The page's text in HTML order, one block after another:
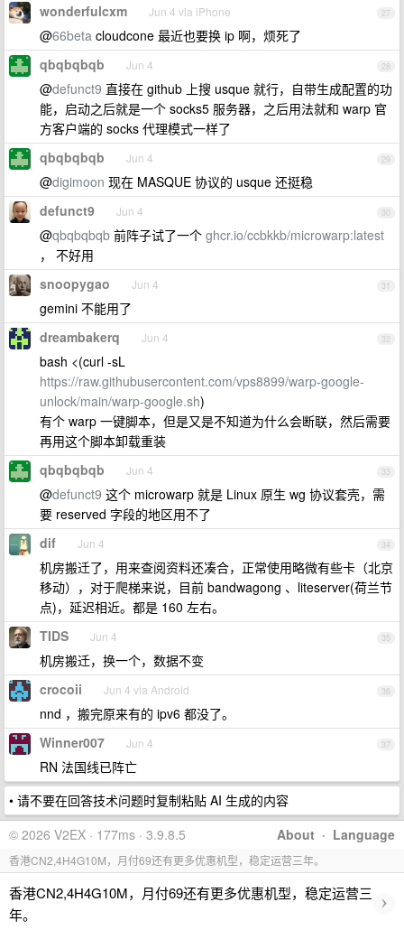
27
wonderfulcxm Jun 4 via iPhone
@66beta cloudcone 最近也要换 ip 啊，烦死了
28
qbqbqbqb Jun 4
@defunct9 直接在 github 上搜 usque 就行，自带生成配置的功
能，启动之后就是一个 socks5 服务器，之后用法就和 warp 官
方客户端的 socks 代理模式一样了
29
qbqbqbqb Jun 4
@digimoon 现在 MASQUE 协议的 usque 还挺稳
30
defunct9 Jun 4
@qbqbqbqb 前阵子试了一个 ghcr.io/ccbkkb/microwarp:latest
， 不好用
31
snoopygao Jun 4
gemini 不能用了
32
dreambakerq Jun 4
bash <(curl -sL
https://raw.githubusercontent.com/vps8899/warp-google-
unlock/main/warp-google.sh)
有个 warp 一键脚本，但是又是不知道为什么会断联，然后需要
再用这个脚本卸载重装
33
qbqbqbqb Jun 4
@defunct9 这个 microwarp 就是 Linux 原生 wg 协议套壳，需
要 reserved 字段的地区用不了
34
dif Jun 4
机房搬迁了，用来查阅资料还凑合，正常使用略微有些卡（北京
移动），对于爬梯来说，目前 bandwagong 、liteserver(荷兰节
点)，延迟相近。都是 160 左右。
35
TIDS Jun 4
机房搬迁，换一个，数据不变
36
crocoii Jun 4 via Android
nnd ，搬完原来有的 ipv6 都没了。
37
Winner007 Jun 4
RN 法国线已阵亡
• 请不要在回答技术问题时复制粘贴 AI 生成的内容
About · Language
© 2026 V2EX · 177ms · 3.9.8.5
香港CN2,4H4G10M，月付69还有更多优惠机型，稳定运营三年。
香港CN2,4H4G10M，月付69还有更多优惠机型，稳定运营三
年。
›